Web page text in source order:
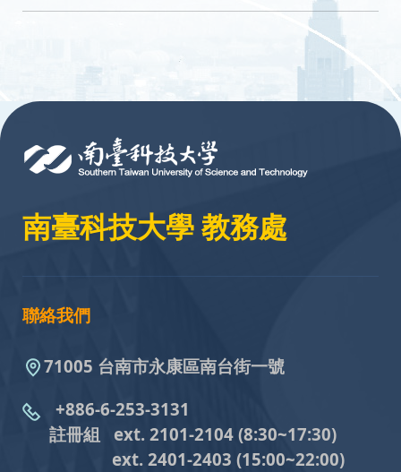
南臺科技大學 教務處
聯絡我們
71005 台南市永康區南台街一號
+886-6-253-3131
註冊組 ext. 2101-2104 (8:30~17:30)
ext. 2401-2403 (15:00~22:00)